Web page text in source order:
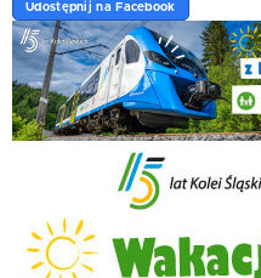
Udostępnij na Facebook